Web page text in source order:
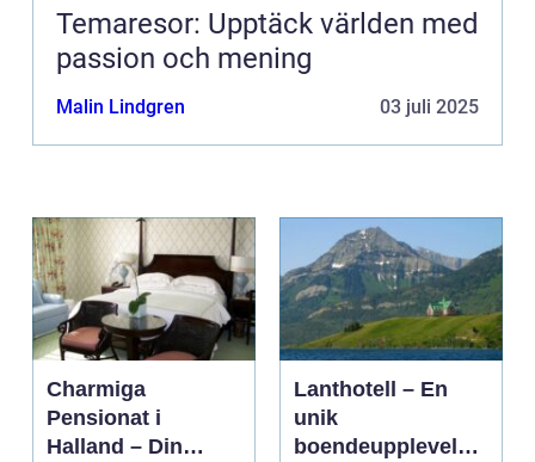
Temaresor: Upptäck världen med
passion och mening
Malin Lindgren 03 juli 2025
Charmiga
Pensionat i
Halland – Din
Lanthotell – En
unik
boendeupplevelse